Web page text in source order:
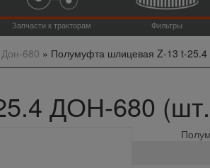
Запчасти к тракторам Фильтры
Дон-680 » Полумуфта шлицевая Z-13 t-
ДОН-680